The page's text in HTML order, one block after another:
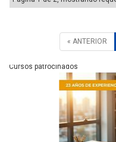
« ANTERIOR
Cursos patrocinados